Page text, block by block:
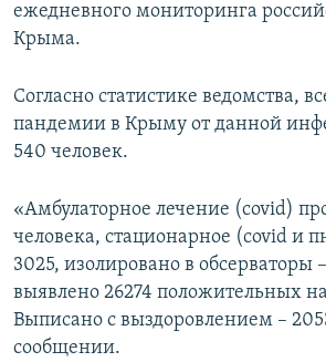
ежедневного мониторинга
Крыма.
Согласно статистике ведомства,
пандемии в Крыму от данной
540 человек.
«Амбулаторное лечение (covid)
человека, стационарное (covid и
3025, изолировано в обсерваторы
выявлено 26274 положительных
Выписано с выздоровлением –
сообщении.